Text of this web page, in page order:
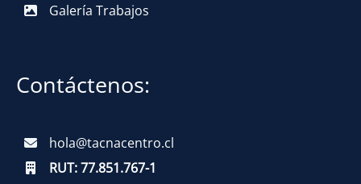
Galería Trabajos
Contáctenos:
hola@tacnacentro.cl
RUT:77.851.767-1